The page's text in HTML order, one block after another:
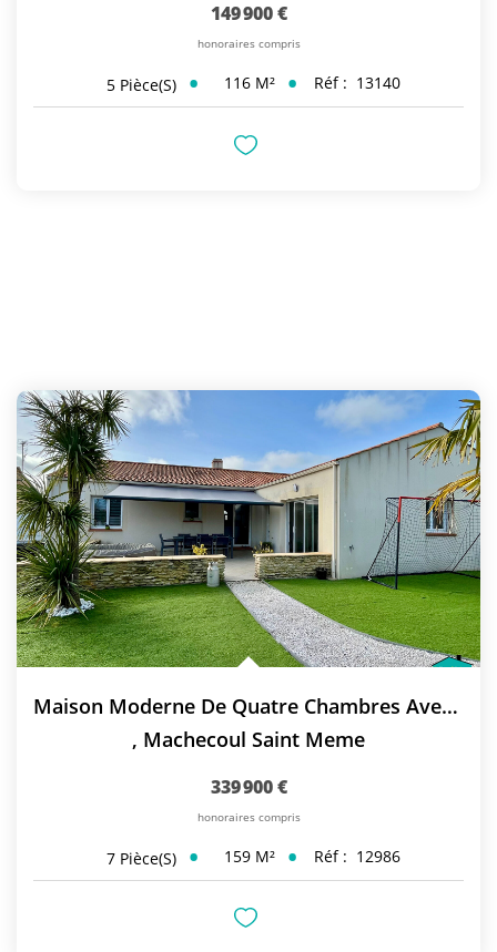
149 900 €
honoraires compris
5 Pièce(s) 116 M² Réf : 13140
Maison Moderne De Quatre Chambres Avec Un Bel Aménagement...
, Machecoul Saint Meme
339 900 €
honoraires compris
7 Pièce(s) 159 M² Réf : 12986